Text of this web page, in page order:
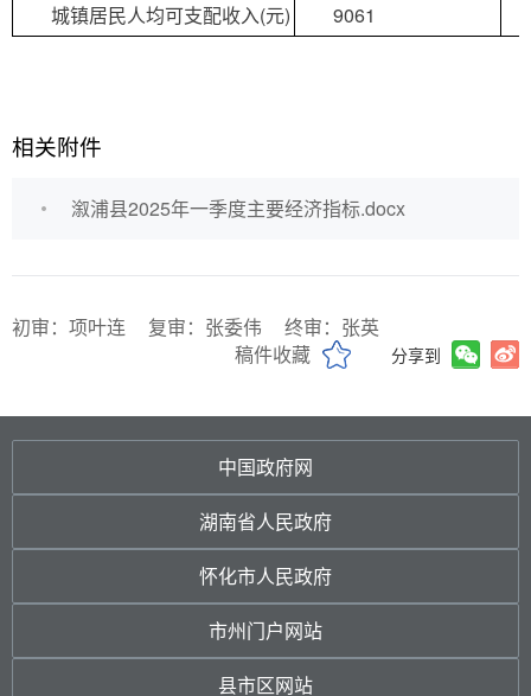
城镇居民人均可支配收入(元) 9061
相关附件
溆浦县2025年一季度主要经济指标.docx
初审：项叶连 复审：张委伟
终审：张英
稿件收藏
分享到
中国政府网
湖南省人民政府
怀化市人民政府
市州门户网站
县市区网站